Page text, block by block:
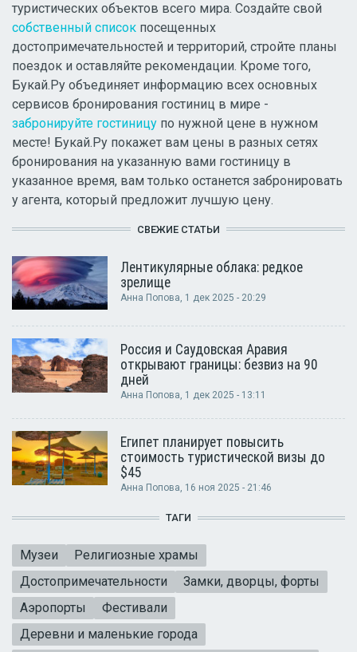
туристических объектов всего мира. Создайте свой
собственный список посещенных
достопримечательностей и территорий, стройте планы
поездок и оставляйте рекомендации. Кроме того,
Букай.Ру объединяет информацию всех основных
сервисов бронирования гостиниц в мире -
забронируйте гостиницу по нужной цене в нужном
месте! Букай.Ру покажет вам цены в разных сетях
бронирования на указанную вами гостиницу в
указанное время, вам только останется забронировать
у агента, который предложит лучшую цену.
СВЕЖИЕ СТАТЬИ
Лентикулярные облака: редкое
зрелище
Анна Попова , 1 дек 2025 - 20:29
Россия и Саудовская Аравия
открывают границы: безвиз на 90
дней
Анна Попова, 1 дек 2025 - 13:11
Египет планирует повысить
стоимость туристической визы до
$45
Анна Попова, 16 ноя 2025 - 21:46
ТАГИ
Музеи
Религиозные храмы
Достопримечательности
Замки, дворцы, форты
Аэропорты
Фестивали
Деревни и маленькие города